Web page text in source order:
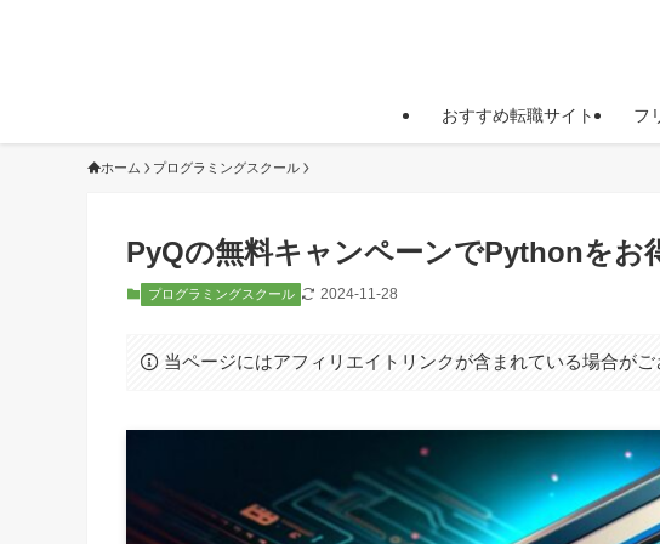
おすすめ転職サイト フ
ホーム プログラミングスクール
PyQの無料キャンペーンでPythonをお
プログラミングスクール 2024-11-28
当ページにはアフィリエイトリンクが含まれている場合がご